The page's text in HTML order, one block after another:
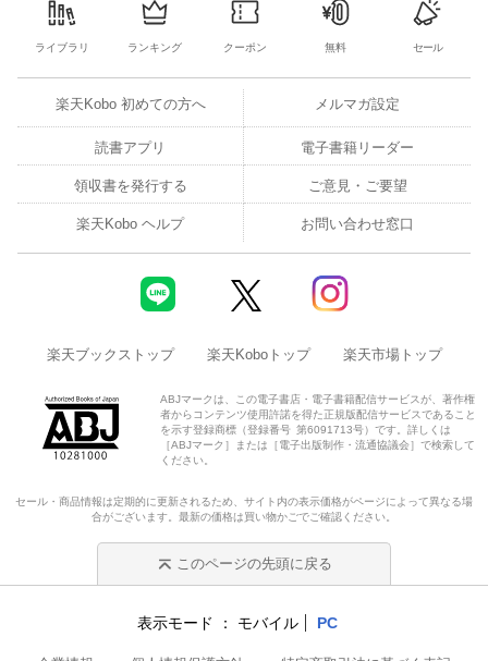
ライブラリ ランキング クーポン 無料 セール
楽天Kobo 初めての方へ メルマガ設定
読書アプリ 電子書籍リーダー
領収書を発行する ご意見・ご要望
楽天Kobo ヘルプ お問い合わせ窓口
楽天ブックストップ 楽天Koboトップ 楽天市場トップ
ABJマークは、この電子書店・電子書籍配信サービスが、著作権
者からコンテンツ使用許諾を得た正規版配信サービスであること
を示す登録商標（登録番号 第6091713号）です。詳しくは
［ABJマーク］または［電子出版制作・流通協議会］で検索して
ください。
セール・商品情報は定期的に更新されるため、サイト内の表示価格がページによって異なる場
合がございます。最新の価格は買い物かごでご確認ください。
このページの先頭に戻る
表示モード モバイル PC